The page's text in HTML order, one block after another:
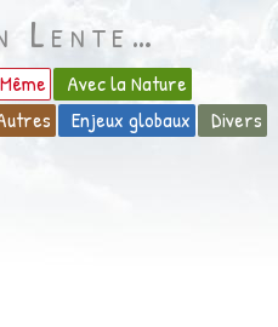
Lente…
Avec la Nature
Enjeux globaux Divers